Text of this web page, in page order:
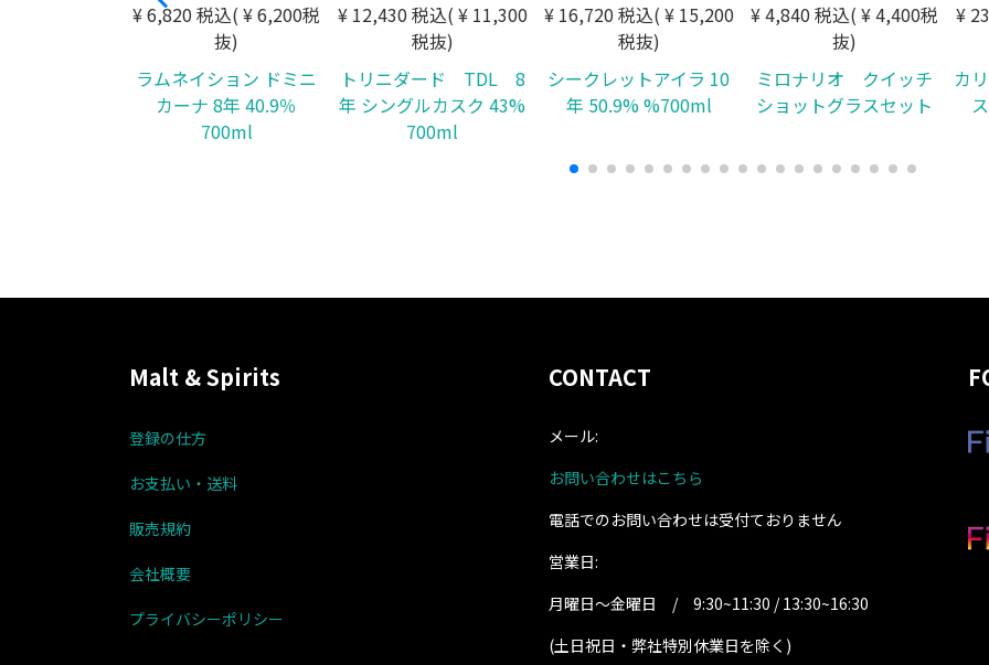
¥ 6,820 税込( ¥ 6,200税
抜)
ラムネイション ドミニ
カーナ 8年 40.9％
700ml
¥ 12,430 税込( ¥ 11,300
税抜)
トリニダード TDL 8
年 シングルカスク 43%
700ml
¥ 16,720 税込( ¥ 15,200
税抜)
シークレットアイラ 10
年 50.9% %700ml
¥ 4,840 税込( ¥ 4,400税
抜)
ミロナリオ クイッチ
ショットグラスセット
¥
カ
Malt & Spirits
登録の仕方
お支払い・送料
販売規約
会社概要
プライバシーポリシー
CONTACT
メール:
お問い合わせはこちら
電話でのお問い合わせは受付ておりません
営業日:
月曜日～金曜日 / 9:30~11:30 / 13:30~16:30
(土日祝日・弊社特別休業日を除く )